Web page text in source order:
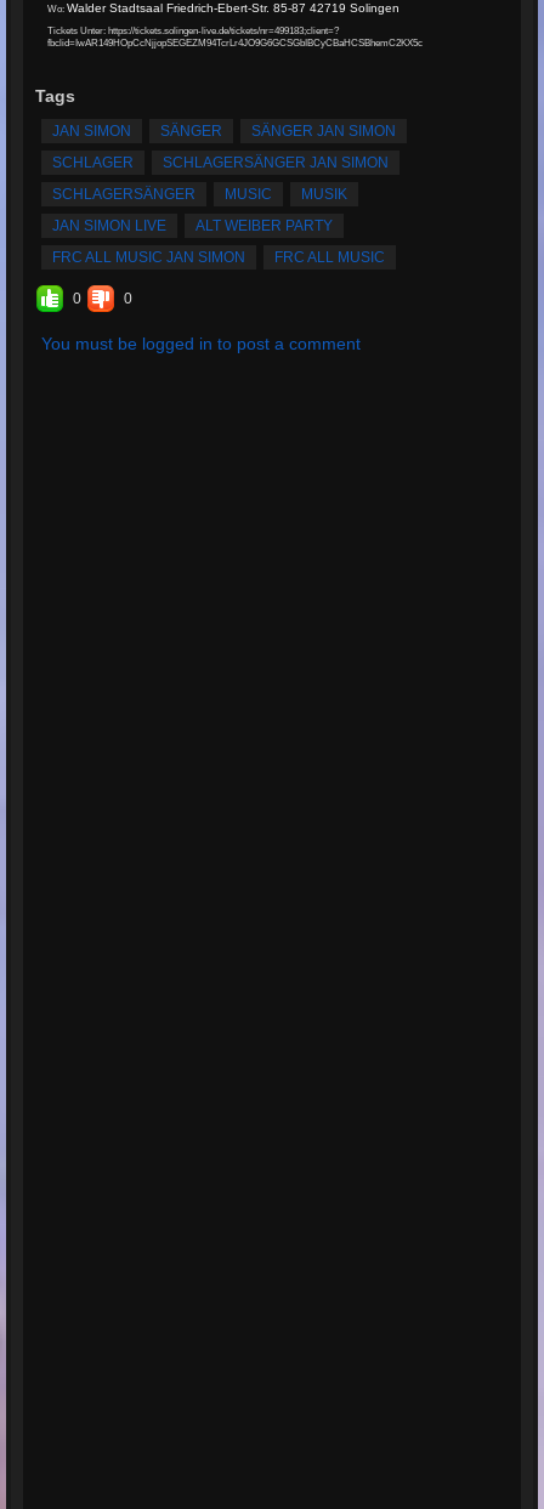
Wo:Walder Stadtsaal Friedrich-Ebert-Str. 85-87 42719 Solingen
Tickets Unter: https://tickets.solingen-live.de/tickets/nr=499183;client=?
fbclid=IwAR149HOpCcNjjopSEGEZM94TcrLr4JO9G6GCSGbIBCyCBaHCSBhemC2KX5c
Tags
JAN SIMON SÄNGER
SÄNGER JAN SIMON
SCHLAGER
SCHLAGERSÄNGER JAN SIMON
SCHLAGERSÄNGER
MUSIC
MUSIK
JAN SIMON LIVE
ALT WEIBER PARTY
FRC ALL MUSIC JAN SIMON
FRC ALL MUSIC
0 0
You must be logged in to post a comment